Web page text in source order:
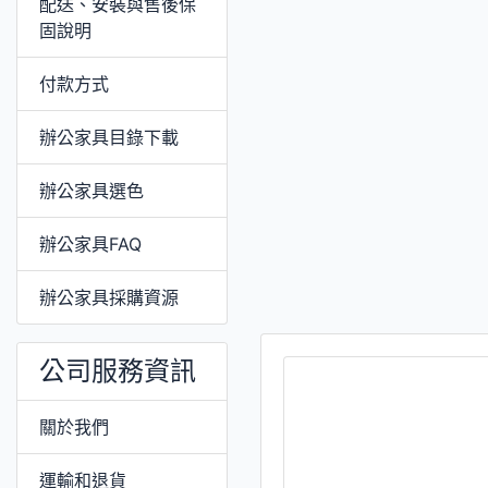
固說明
付款方式
辦公家具目錄下載
辦公家具選色
辦公家具FAQ
辦公家具採購資源
公司服務資訊
關於我們
運輸和退貨